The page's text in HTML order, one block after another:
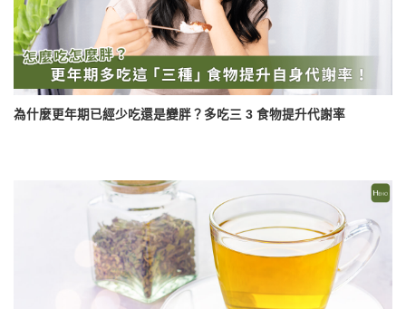
為什麼更年期已經少吃還是變胖？多吃三 3 食物提升代謝率